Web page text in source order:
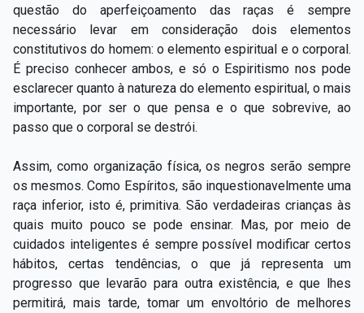
questão do aperfeiçoamento das raças é sempre
necessário levar em consideração dois elementos
constitutivos do homem: o elemento espiritual e o corporal.
É preciso conhecer ambos, e só o Espiritismo nos pode
esclarecer quanto à natureza do elemento espiritual, o mais
importante, por ser o que pensa e o que sobrevive, ao
passo que o corporal se destrói.
Assim, como organização física, os negros serão sempre
os mesmos. Como Espíritos, são inquestionavelmente uma
raça inferior, isto é, primitiva. São verdadeiras crianças às
quais muito pouco se pode ensinar. Mas, por meio de
cuidados inteligentes é sempre possível modificar certos
hábitos, certas tendências, o que já representa um
progresso que levarão para outra existência, e que lhes
permitirá, mais tarde, tomar um envoltório de melhores